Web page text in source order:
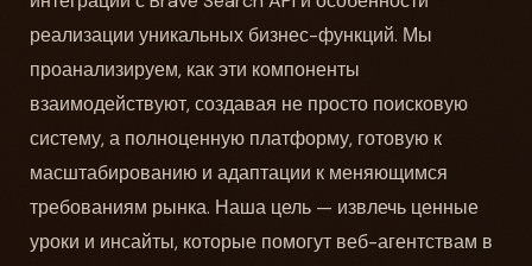
реализации уникальных бизнес-функций. Мы
проанализируем, как эти компоненты
взаимодействуют, создавая не просто поисковую
систему, а полноценную платформу, готовую к
масштабированию и адаптации к меняющимся
требованиям рынка. Наша цель — извлечь ценные
уроки и инсайты, которые помогут веб-агентствам в